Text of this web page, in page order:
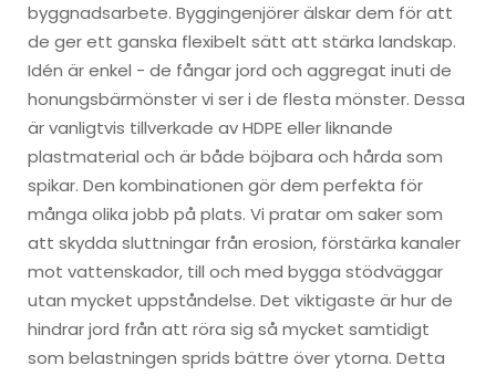
byggnadsarbete. Byggingenjörer älskar dem för att
de ger ett ganska flexibelt sätt att stärka landskap.
Idén är enkel - de fångar jord och aggregat inuti de
honungsbärmönster vi ser i de flesta mönster. Dessa
är vanligtvis tillverkade av HDPE eller liknande
plastmaterial och är både böjbara och hårda som
spikar. Den kombinationen gör dem perfekta för
många olika jobb på plats. Vi pratar om saker som
att skydda sluttningar från erosion, förstärka kanaler
mot vattenskador, till och med bygga stödväggar
utan mycket uppståndelse. Det viktigaste är hur de
hindrar jord från att röra sig så mycket samtidigt
som belastningen sprids bättre över ytorna. Detta